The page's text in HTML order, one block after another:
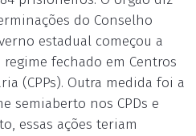
do Conselho
estadual começou a
fechado em Centros
(CPPs). Outra medida foi a
semiaberto nos CPDs e
essas ações teriam